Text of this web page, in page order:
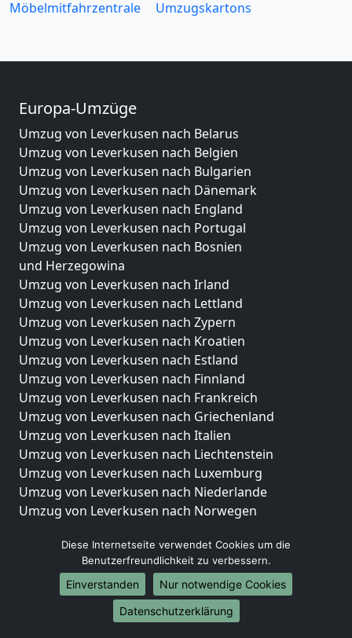
Möbelmitfahrzentrale
Umzugskartons
Europa-Umzüge
Umzug von Leverkusen nach Belarus
Umzug von Leverkusen nach Belgien
Umzug von Leverkusen nach Bulgarien
Umzug von Leverkusen nach Dänemark
Umzug von Leverkusen nach England
Umzug von Leverkusen nach Portugal
Umzug von Leverkusen nach Bosnien
und Herzegowina
Umzug von Leverkusen nach Irland
Umzug von Leverkusen nach Lettland
Umzug von Leverkusen nach Zypern
Umzug von Leverkusen nach Kroatien
Umzug von Leverkusen nach Estland
Umzug von Leverkusen nach Finnland
Umzug von Leverkusen nach Frankreich
Umzug von Leverkusen nach Griechenland
Umzug von Leverkusen nach Italien
Umzug von Leverkusen nach Liechtenstein
Umzug von Leverkusen nach Luxemburg
Umzug von Leverkusen nach Niederlande
Umzug von Leverkusen nach Norwegen
Umzüge-Deutschlandweit
Umzug von Leverkusen nach Berlin
Umzug von Leverkusen nach Hamburg
Umzug von Leverkusen nach München
Umzug von Leverkusen nach Köln
Diese Internetseite verwendet Cookies um die
Benutzerfreundlichkeit zu verbessern.
Einverstanden
Nur notwendige Cookies
Datenschutzerklärung